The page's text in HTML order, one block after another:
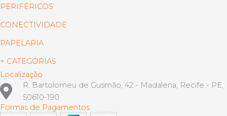
PERIFÉRICOS
CONECTIVIDADE
PAPELARIA
+ CATEGORIAS
Localização
R. Bartolomeu de Gusmão, 42 - Madalena, Recife - PE,
50610-190
Formas de Pagamentos